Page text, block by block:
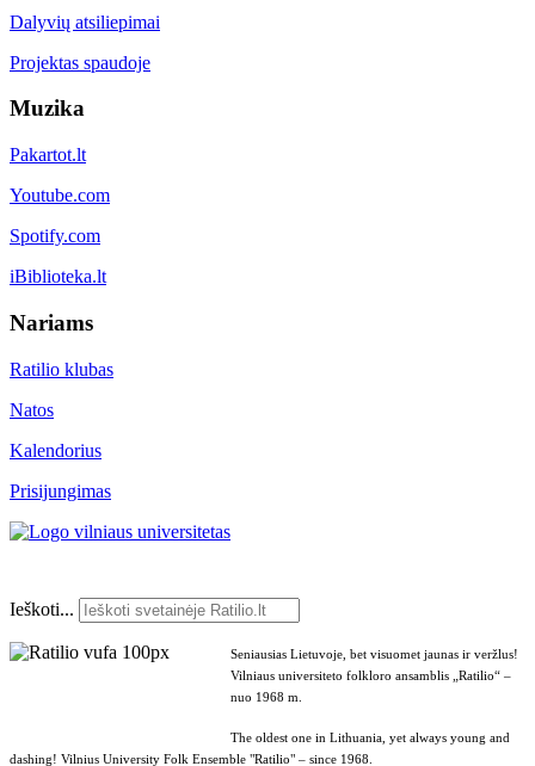
Dalyvių atsiliepimai
Projektas spaudoje
Muzika
Pakartot.lt
Youtube.com
Spotify.com
iBiblioteka.lt
Nariams
Ratilio klubas
Natos
Kalendorius
Prisijungimas
Ieškoti...
Seniausias Lietuvoje, bet visuomet jaunas ir veržlus!
Vilniaus universiteto folkloro ansamblis „Ratilio“ –
nuo 1968 m.
The oldest one in Lithuania, yet always young and
dashing! Vilnius University Folk Ensemble "Ratilio" – since 1968.